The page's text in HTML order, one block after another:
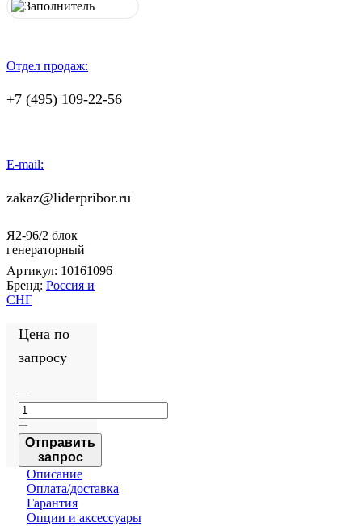
Отдел продаж:
+7 (495) 109-22-56
E-mail:
zakaz@liderpribor.ru
Я2-96/2 блок
генераторный
Артикул: 10161096
Бренд: Россия и
СНГ
Цена по
запросу
Количество
Я2-
96/2
блок
генераторный
Отправить
запрос
Описание
Оплата/доставка
Гарантия
Опции и аксессуары